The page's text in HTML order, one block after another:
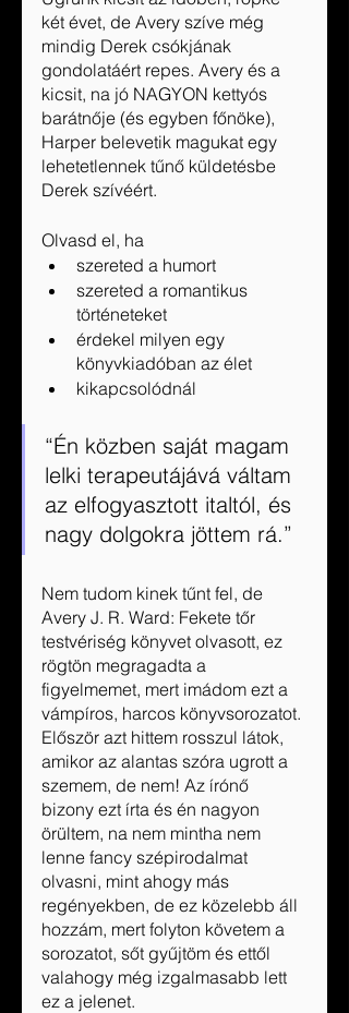
két évet, de Avery szíve még
mindig Derek csókjának
gondolatáért repes. Avery és a
kicsit, na jó NAGYON kettyós
barátnője (és egyben főnöke),
Harper belevetik magukat egy
lehetetlennek tűnő küldetésbe
Derek szívéért.
Olvasd el, ha
szereted a humort
szereted a romantikus
történeteket
érdekel milyen egy
könyvkiadóban az élet
kikapcsolódnál
“Én közben saját magam
lelki terapeutájává váltam
az elfogyasztott italtól, és
nagy dolgokra jöttem rá.”
Nem tudom kinek tűnt fel, de
Avery J. R. Ward: Fekete tőr
testvériség könyvet olvasott, ez
rögtön megragadta a
figyelmemet, mert imádom ezt a
vámpíros, harcos könyvsorozatot.
Először azt hittem rosszul látok,
amikor az alantas szóra ugrott a
szemem, de nem! Az írónő
bizony ezt írta és én nagyon
örültem, na nem mintha nem
lenne fancy szépirodalmat
olvasni, mint ahogy más
regényekben, de ez közelebb áll
hozzám, mert folyton követem a
sorozatot, sőt gyűjtöm és ettől
valahogy még izgalmasabb lett
ez a jelenet.